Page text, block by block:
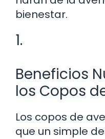
bienestar.
1.
Beneficios
los Copos
Los copos de
que un simple